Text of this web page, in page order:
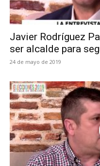
Javier Rodríguez
ser alcalde para
24 de mayo de 2019